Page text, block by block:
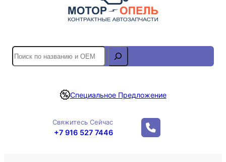
S
e
r
Специальное Предложение
Свяжитесь Сейчас
+7 916 527 7446